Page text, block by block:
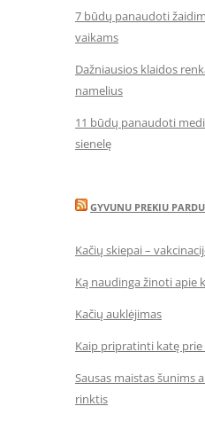
7 būdų panaudoti
vaikams
Dažniausios klaidos
namelius
11 būdų panaudoti
sienelę
GYVUNU PREKIU
Kačių skiepai –
Ką naudinga žinoti apie
Kačių auklėjimas
Kaip pripratinti katę prie
Sausas maistas šunims
rinktis